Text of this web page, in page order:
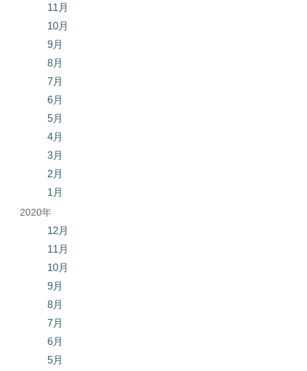
11月
10月
9月
8月
7月
6月
5月
4月
3月
2月
1月
2020年
12月
11月
10月
9月
8月
7月
6月
5月